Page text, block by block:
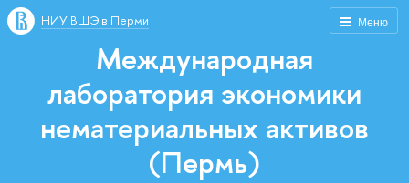
Меню
НИУ ВШЭ в Перми
Международная
лаборатория экономики
нематериальных активов
(Пермь)